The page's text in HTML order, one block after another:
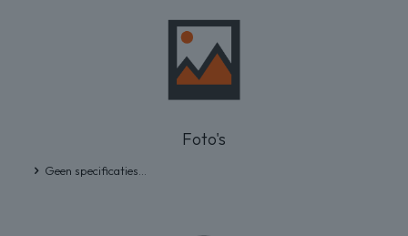
Foto's
Geen specificaties...